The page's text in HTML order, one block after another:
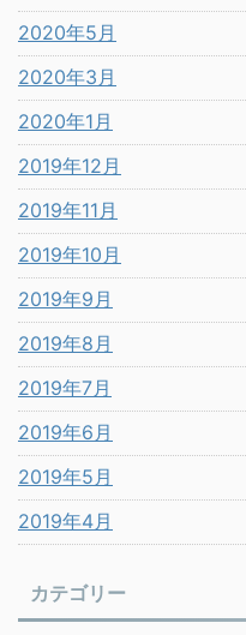
2020年5月
2020年3月
2020年1月
2019年12月
2019年11月
2019年10月
2019年9月
2019年8月
2019年7月
2019年6月
2019年5月
2019年4月
カテゴリー